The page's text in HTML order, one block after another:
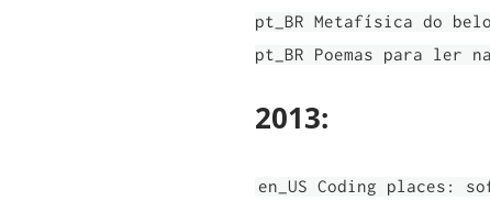
pt_BR Metafísica do
pt_BR Poemas para ler
2013:
en_US Coding places: